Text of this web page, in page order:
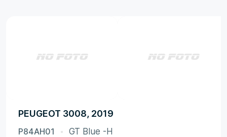
PEUGEOT 3008, 2019
P84AH01 GT Blue -H